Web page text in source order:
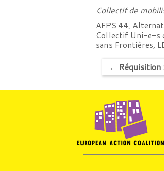
Collectif de
AFPS 44,
Collectif Uni-e-s
sans Frontières,
←